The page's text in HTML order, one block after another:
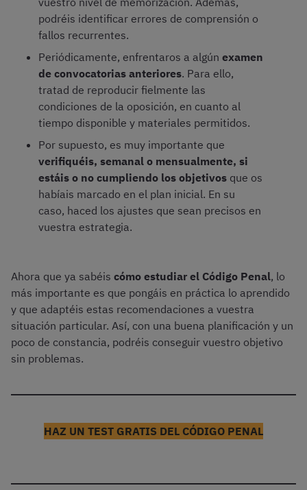
podréis identificar errores de comprensión o
fallos recurrentes.
Periódicamente, enfrentaros a algún examen
de convocatorias anteriores. Para ello,
tratad de reproducir fielmente las
condiciones de la oposición, en cuanto al
tiempo disponible y materiales permitidos.
Por supuesto, es muy importante que
verifiquéis, semanal o mensualmente, si
estáis o no cumpliendo los objetivos que os
habíais marcado en el plan inicial. En su
caso, haced los ajustes que sean precisos en
vuestra estrategia.
Ahora que ya sabéis cómo estudiar el Código Penal, lo
más importante es que pongáis en práctica lo aprendido
y que adaptéis estas recomendaciones a vuestra
situación particular. Así, con una buena planificación y un
poco de constancia, podréis conseguir vuestro objetivo
sin problemas.
HAZ UN TEST GRATIS DEL CÓDIGO PENAL